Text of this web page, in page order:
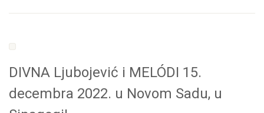
DIVNA Ljubojević i MELÓDI 15.
decembra 2022. u Novom Sadu, u